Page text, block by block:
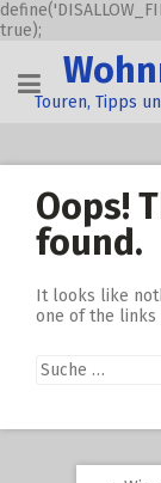
true);
content
Touren, Tipps
Oops!
found.
It looks like
one of the links
Suche
nach: